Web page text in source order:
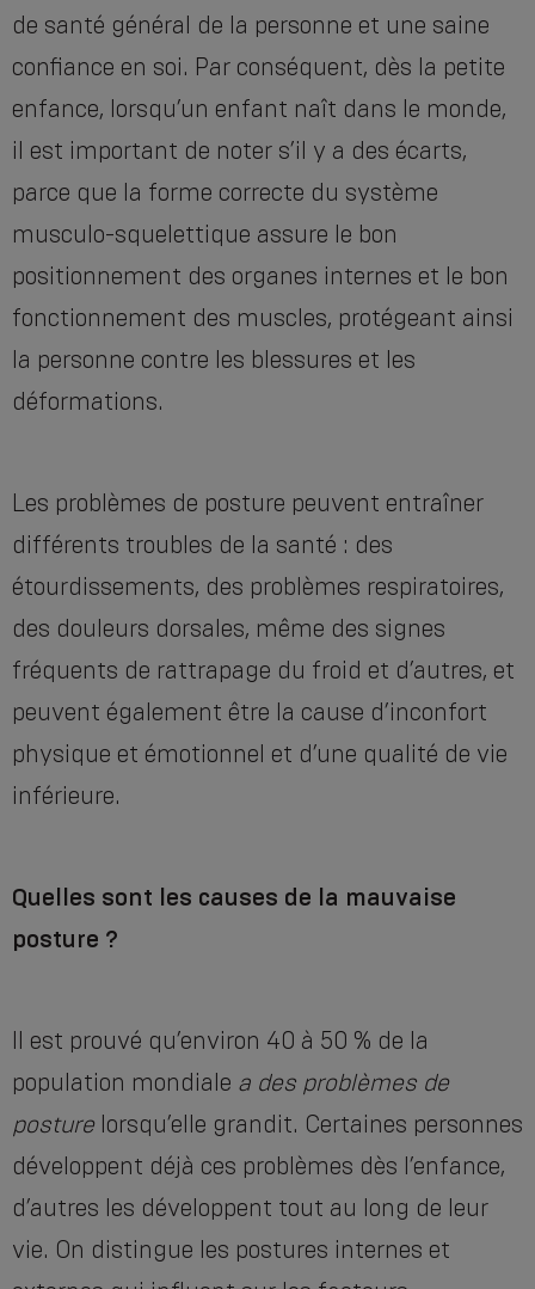
de santé général de la personne et une saine
confiance en soi. Par conséquent, dès la petite
enfance, lorsqu’un enfant naît dans le monde,
il est important de noter s’il y a des écarts,
parce que la forme correcte du système
musculo-squelettique assure le bon
positionnement des organes internes et le bon
fonctionnement des muscles, protégeant ainsi
la personne contre les blessures et les
déformations.
Les problèmes de posture peuvent entraîner
différents troubles de la santé : des
étourdissements, des problèmes respiratoires,
des douleurs dorsales, même des signes
fréquents de rattrapage du froid et d’autres, et
peuvent également être la cause d’inconfort
physique et émotionnel et d’une qualité de vie
inférieure.
Quelles sont les causes de la mauvaise
posture ?
Il est prouvé qu’environ 40 à 50 % de la
population mondiale a des problèmes de
posturelorsqu’elle grandit. Certaines personnes
développent déjà ces problèmes dès l’enfance,
d’autres les développent tout au long de leur
vie. On distingue les postures internes et